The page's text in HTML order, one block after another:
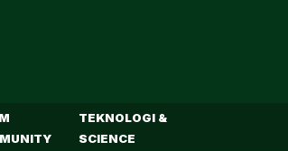
TEKNOLOGI &
SCIENCE